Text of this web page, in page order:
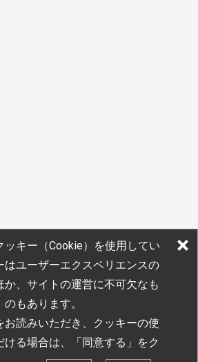
ELECTRONICS CORPORATION
ッキー（Cookie）を使用してい
はユーザーエクスペリエンスの
か、サイトの運営に不可欠なも
のもあります。
お読みいただき 、クッキーの使
ける場合は、「同意する」をク